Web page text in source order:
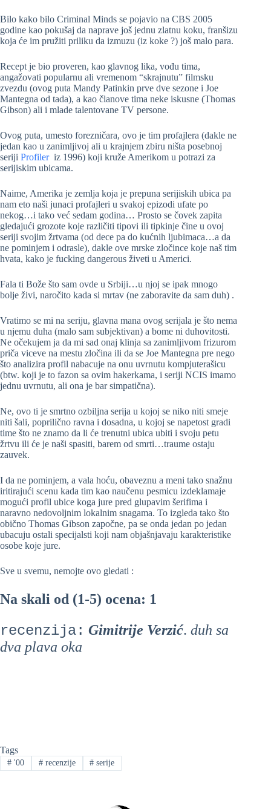
Bilo kako bilo Criminal Minds se pojavio na CBS 2005
godine kao pokušaj da naprave još jednu zlatnu koku, franšizu
koja će im pružiti priliku da izmuzu (iz koke ?) još malo para.
Recept je bio proveren, kao glavnog lika, vođu tima,
angažovati popularnu ali vremenom “skrajnutu” filmsku
zvezdu (ovog puta Mandy Patinkin prve dve sezone i Joe
Mantegna od tada), a kao članove tima neke iskusne (Thomas
Gibson) ali i mlade talentovane TV persone.
Ovog puta, umesto forezničara, ovo je tim profajlera (dakle ne
jedan kao u zanimljivoj ali u krajnjem zbiru ništa posebnoj
seriji Profileriz 1996) koji kruže Amerikom u potrazi za
serijiskim ubicama.
Naime, Amerika je zemlja koja je prepuna serijiskih ubica pa
nam eto naši junaci profajleri u svakoj epizodi ufate po
nekog…i tako već sedam godina… Prosto se čovek zapita
gledajući grozote koje različiti tipovi ili tipkinje čine u ovoj
seriji svojim žrtvama (od dece pa do kućnih ljubimaca…a da
ne pominjem i odrasle), dakle ove mrske zločince koje naš tim
hvata, kako je fucking dangerous živeti u Americi.
Fala ti Bože što sam ovde u Srbiji…u njoj se ipak mnogo
bolje živi, naročito kada si mrtav (ne zaboravite da sam duh) .
Vratimo se mi na seriju, glavna mana ovog serijala je što nema
u njemu duha (malo sam subjektivan) a bome ni duhovitosti.
Ne očekujem ja da mi sad onaj klinja sa zanimljivom frizurom
priča viceve na mestu zločina ili da se Joe Mantegna pre nego
što analizira profil nabacuje na onu uvrnutu kompjuterašicu
(btw. koji je to fazon sa ovim hakerkama, i seriji NCIS imamo
jednu uvrnutu, ali ona je bar simpatična).
Ne, ovo ti je smrtno ozbiljna serija u kojoj se niko niti smeje
niti šali, poprilično ravna i dosadna, u kojoj se napetost gradi
time što ne znamo da li će trenutni ubica ubiti i svoju petu
žrtvu ili će je naši spasiti, barem od smrti…traume ostaju
zauvek.
I da ne pominjem, a vala hoću, obaveznu a meni tako snažnu
iritirajući scenu kada tim kao naučenu pesmicu izdeklamaje
mogući profil ubice koga jure pred glupavim šerifima i
naravno nedovoljnim lokalnim snagama. To izgleda tako što
obično Thomas Gibson započne, pa se onda jedan po jedan
ubacuju ostali specijalsti koji nam objašnjavaju karakteristike
osobe koje jure.
Sve u svemu, nemojte ovo gledati :
Na skali od (1-5) ocena: 1
recenzija: Gimitrije Verzić. duh sa
dva plava oka
Tags
#'00 #recenzije # serije